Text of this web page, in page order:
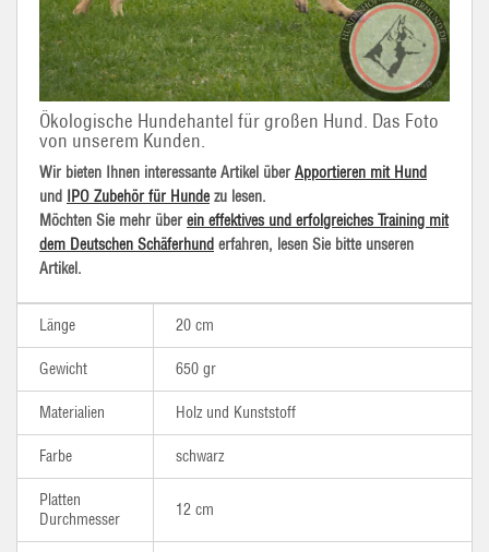
Ökologische Hundehantel für großen Hund. Das Foto
von unserem Kunden.
Wir bieten Ihnen interessante Artikel über Apportieren mit Hund
und IPO Zubehör für Hunde zu lesen.
Möchten Sie mehr über ein effektives und erfolgreiches Training mit
dem Deutschen Schäferhund erfahren, lesen Sie bitte unseren
Artikel.
Länge 20 cm
Gewicht 650 gr
Materialien Holz und Kunststoff
Farbe schwarz
Platten
Durchmesser
12 cm